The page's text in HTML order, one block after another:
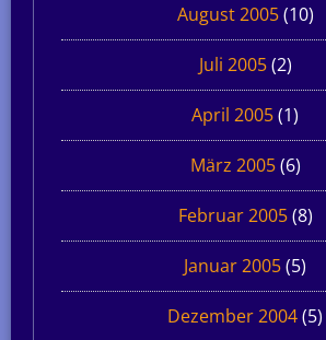
August 2005(10)
Juli 2005(2)
April 2005(1)
März 2005(6)
Februar 2005(8)
Januar 2005(5)
Dezember 2004(5)